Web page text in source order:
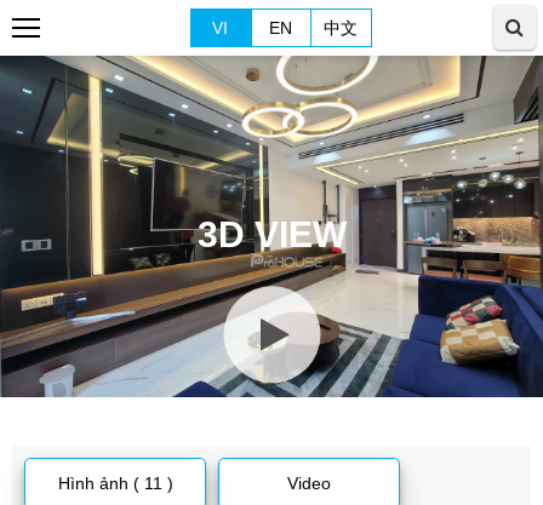
VI EN 中文
3D VIEW
Hình ảnh ( 11 ) Video